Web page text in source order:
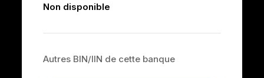
Non disponible
Autres BIN/IIN de cette banque